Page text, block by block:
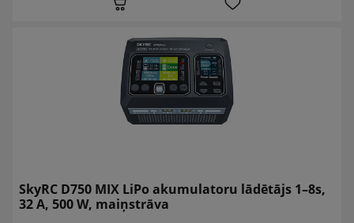
SkyRC D750 MIX LiPo akumulatoru lādētājs 1–8s,
32 A, 500 W, maiņstrāva